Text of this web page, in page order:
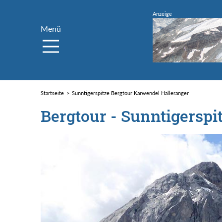
Menü
Startseite Sunntigerspitze Bergtour Karwendel Halleranger
Bergtour -